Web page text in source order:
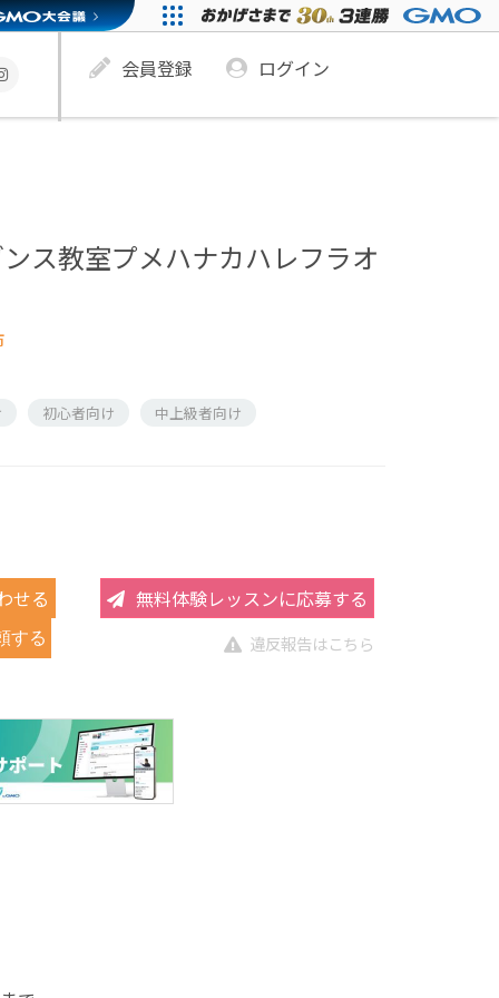
会員登録 ログイン
ス教室プメハナカハレフラオ
初心者向け 中上級者向け
せる 無料体験レッスンに応募する
する 違反報告はこちら